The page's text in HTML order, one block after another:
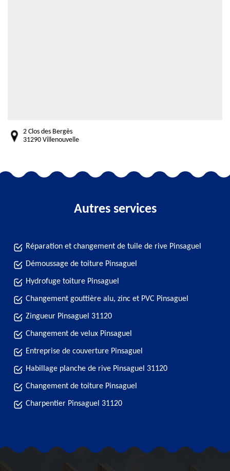
2 Clos des Bergès
31290 Villenouvelle
Autres services
Réparation et changement de tuile de rive Pinsaguel
Démoussage de toiture Pinsaguel
Hydrofuge toiture Pinsaguel
Changement gouttière alu, zinc et PVC Pinsaguel
Zingueur Pinsaguel 31120
Changement de velux Pinsaguel
Entreprise de couverture Pinsaguel
Habillage planche de rive Pinsaguel 31120
Changement de toiture Pinsaguel
Charpentier Pinsaguel 31120